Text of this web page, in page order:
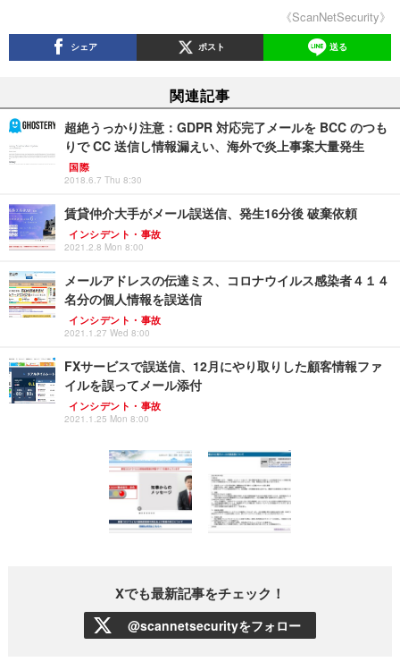
《ScanNetSecurity》
シェア ポスト 送る
関連記事
超絶うっかり注意：GDPR 対応完了メールを BCC のつも
りで CC 送信し情報漏えい、海外で炎上事案大量発生
国際
2018.6.7 Thu 8:30
賃貸仲介大手がメール誤送信、発生16分後 破棄依頼
インシデント・事故
2021.2.8 Mon 8:00
メールアドレスの伝達ミス、コロナウイルス感染者４１４
名分の個人情報を誤送信
インシデント・事故
2021.1.27 Wed 8:00
FXサービスで誤送信、12月にやり取りした顧客情報ファ
イルを誤ってメール添付
インシデント・事故
2021.1.25 Mon 8:00
Xでも最新記事をチェック！
@scannetsecurityをフォロー